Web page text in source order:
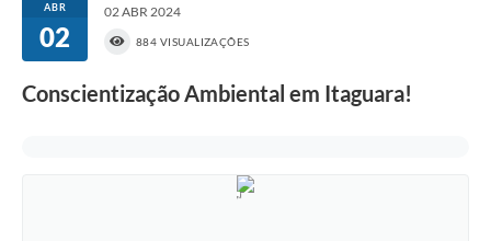
ABR
02
02 ABR 2024
884 VISUALIZAÇÕES
Conscientização Ambiental em Itaguara!